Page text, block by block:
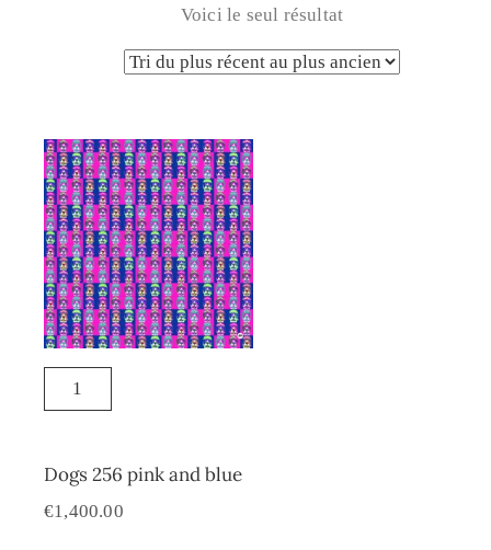
Voici le seul résultat
Dogs 256 pink and blue
€1,400.00